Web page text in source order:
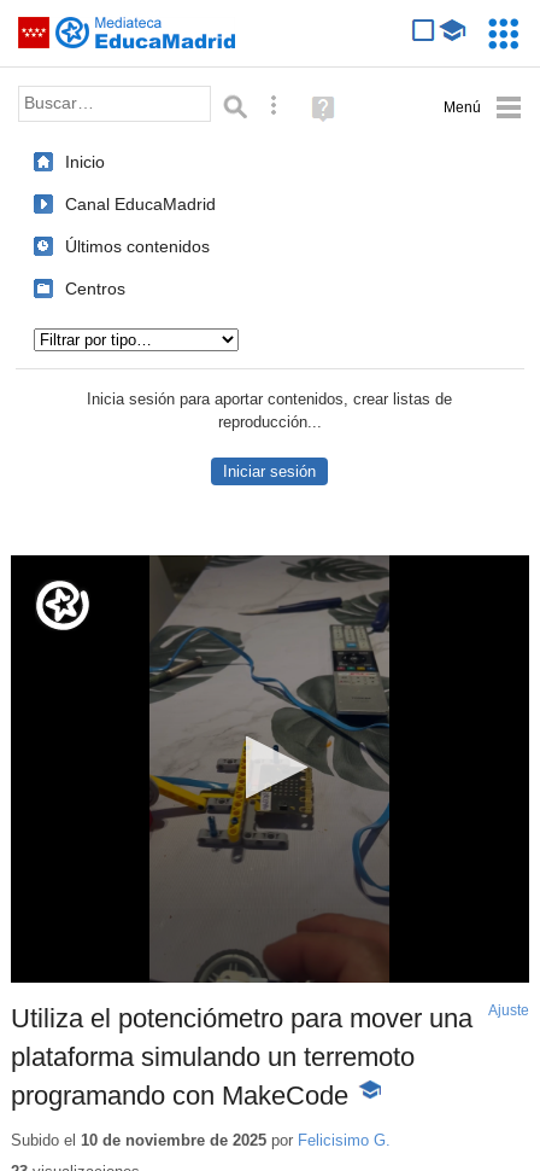
Saltar navegación
Palabra o frase: Búsqueda avanzada
Ayuda
(en
Inicio
Canal EducaMadrid
Últimos contenidos
Centros
Inicia sesión para aportar contenidos, crear listas de
reproducción...
Iniciar sesión
Utiliza el potenciómetro para mover una
plataforma simulando un terremoto
programando con MakeCode -
educativo
Ajuste
Subido el 10 de noviembre de 2025por Felicisimo G.